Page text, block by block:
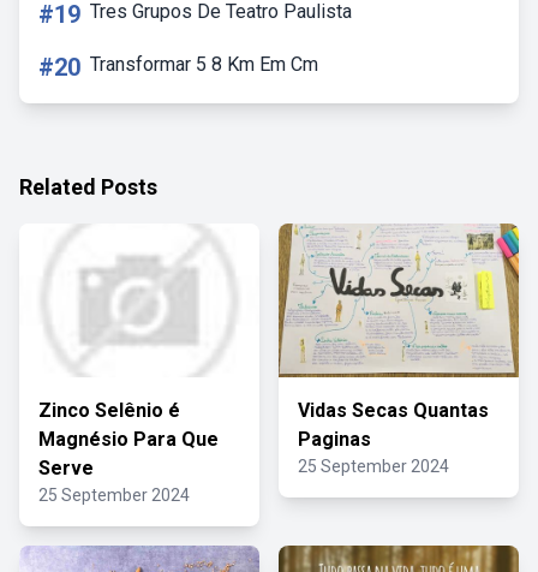
#19 Tres Grupos De Teatro Paulista
#20 Transformar 5 8 Km Em Cm
Related Posts
Zinco Selênio é
Magnésio Para Que
Serve
25 September 2024
Vidas Secas Quantas
Paginas
25 September 2024